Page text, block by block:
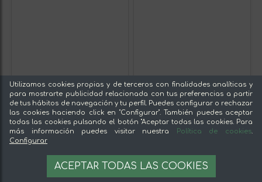
Utilizamos cookies propias y de terceros con finalidades analíticas y
para mostrarte publicidad relacionada con tus preferencias a partir
de tus hábitos de navegación y tu perfil. Puedes configurar o rechazar
las cookies haciendo click en "Configurar". También puedes aceptar
todas las cookies pulsando el botón "Aceptar todas las cookies. Para
más información puedes visitar nuestra
Política de cookies.
Configurar
ACEPTAR TODAS LAS COOKIES